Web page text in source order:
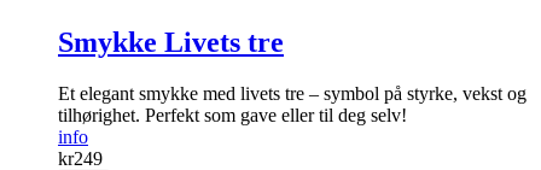
Smykke Livets tre
Et elegant smykke med livets tre – symbol på styrke, vekst og
tilhørighet. Perfekt som gave eller til deg selv!
info
kr249